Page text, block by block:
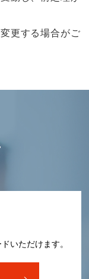
更する場合がご
いただけます。